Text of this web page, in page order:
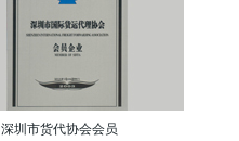
深圳市货代协会会员